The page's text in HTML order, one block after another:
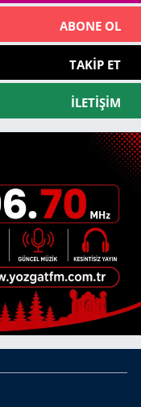
ABONE OL
TAKIP ET
İLETIŞIM